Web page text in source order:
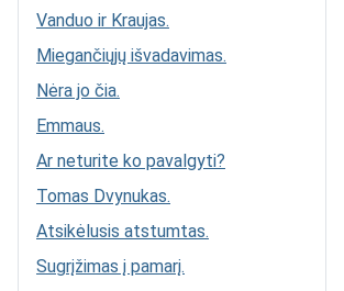
Vanduo ir Kraujas.
Miegančiųjų išvadavimas.
Nėra jo čia.
Emmaus.
Ar neturite ko pavalgyti?
Tomas Dvynukas.
Atsikėlusis atstumtas.
Sugrįžimas į pamarį.